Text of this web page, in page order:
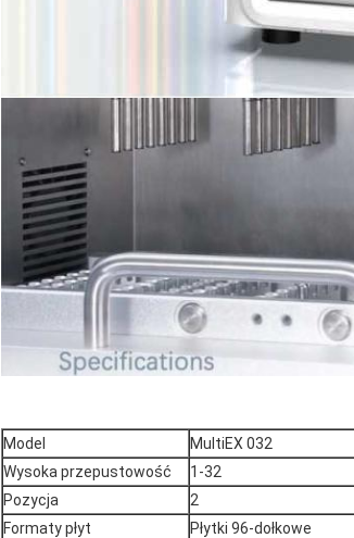
Model
MultiEX 032
Wysoka przepustowość
1-32
Pozycja
2
Formaty płyt
Płytki 96-dołkowe